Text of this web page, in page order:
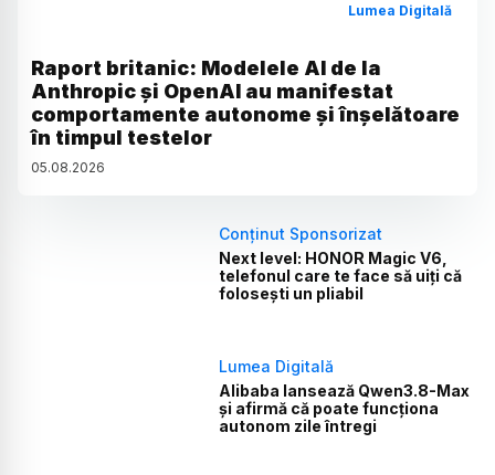
Lumea Digitală
Raport britanic: Modelele AI de la
Anthropic și OpenAI au manifestat
comportamente autonome și înșelătoare
în timpul testelor
05.08.2026
Conținut Sponsorizat
Next level: HONOR Magic V6,
telefonul care te face să uiți că
folosești un pliabil
Lumea Digitală
Alibaba lansează Qwen3.8-Max
și afirmă că poate funcționa
autonom zile întregi